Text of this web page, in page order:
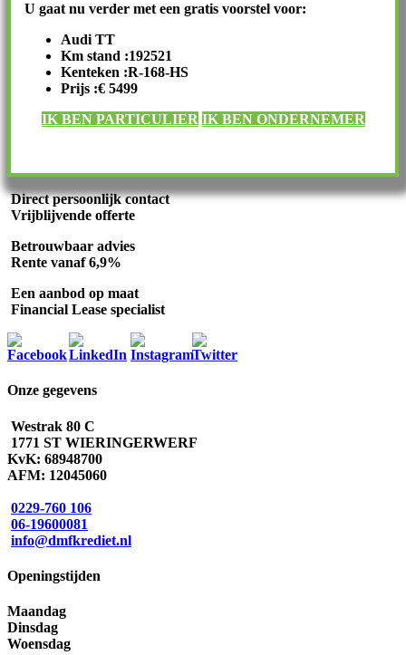
U gaat nu verder met een gratis voorstel voor:
Audi TT
Km stand :192521
Kenteken :R-168-HS
Prijs :€ 5499
IK BEN PARTICULIER IK BEN ONDERNEMER
Direct persoonlijk contact
Vrijblijvende offerte
Betrouwbaar advies
Rente vanaf 6,9%
Een aanbod op maat
Financial Lease specialist
Onze gegevens
Westrak 80 C
1771 ST WIERINGERWERF
KvK: 68948700
AFM: 12045060
0229-760 106
06-19600081
info@dmfkrediet.nl
Openingstijden
Maandag
Dinsdag
Woensdag